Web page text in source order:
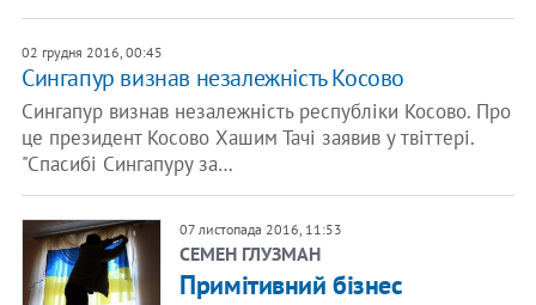
02 грудня 2016, 00:45
Сингапур визнав незалежність Косово
Сингапур визнав незалежність республіки Косово. Про
це президент Косово Хашим Тачі заявив у твіттері.
"Спасибі Сингапуру за…
07 листопада 2016, 11:53
СЕМЕН ГЛУЗМАН
Примітивний бізнес